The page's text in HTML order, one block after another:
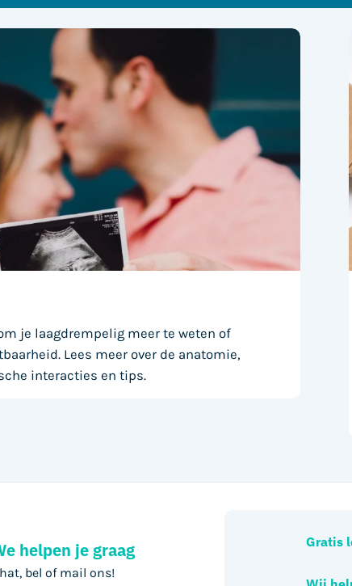
je laagdrempelig meer te weten of
Lees meer over de anatomie,
interacties en tips.
helpen je graag
bel of mail ons!
Gratis